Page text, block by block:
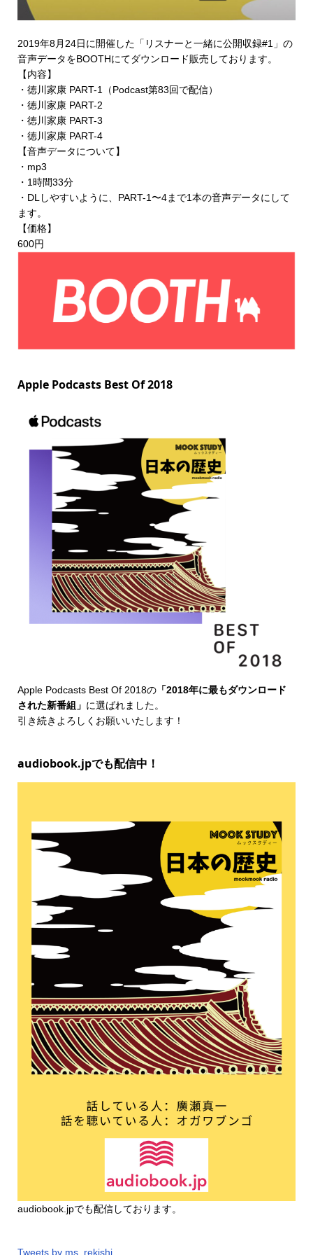
2019年8月24日に開催した「リスナーと一緒に公開収録#1」の
音声データをBOOTHにてダウンロード販売 しております。
【内容】
・徳川家康 PART-1（Podcast第83回で配信）
・徳川家康 PART-2
・徳川家康 PART-3
・徳川家康 PART-4
【音声データについて】
・mp3
・1時間33分
・DLしやすいように、PART-1〜4まで1本の音声データにして
ます。
【価格】
600円
Apple Podcasts Best Of 2018
Apple Podcasts Best Of 2018の「2018年に最もダウンロード
された新番組」 に選ばれました。
引き続きよろしくお願いいたします！
audiobook.jpでも配信中！
audiobook.jpでも配信しております。
Tweets by ms_rekishi